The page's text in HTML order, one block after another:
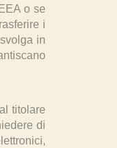
o se
i
in
titolare
di